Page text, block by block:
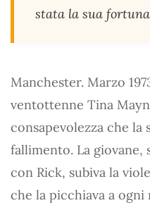
stata la sua
Manchester. Marzo
ventottenne Tina
consapevolezza che la
fallimento. La giovane,
con Rick, subiva la
che la picchiava a